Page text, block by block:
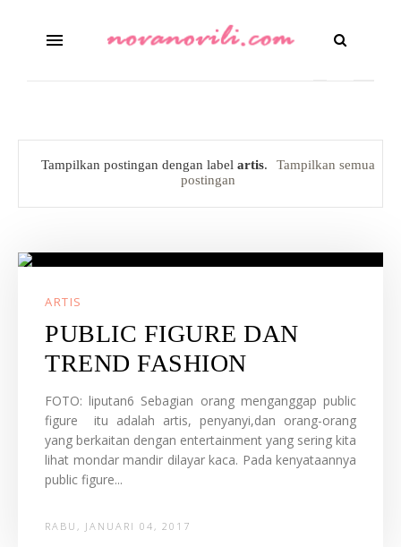
Tampilkan postingan dengan label artis.
Tampilkan semua
postingan
ARTIS
PUBLIC FIGURE DAN
TREND FASHION
FOTO: liputan6 Sebagian orang menganggap public
figure itu adalah artis, penyanyi,dan orang-orang
yang berkaitan dengan entertainment yang sering kita
lihat mondar mandir dilayar kaca. Pada kenyataannya
public figure...
RABU, JANUARI 04, 2017